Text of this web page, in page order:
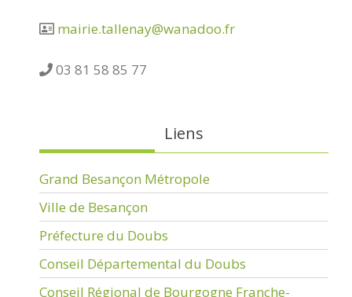
mairie.tallenay@wanadoo.fr
03 81 58 85 77
Liens
Grand Besançon Métropole
Ville de Besançon
Préfecture du Doubs
Conseil Départemental du Doubs
Conseil Régional de Bourgogne Franche-